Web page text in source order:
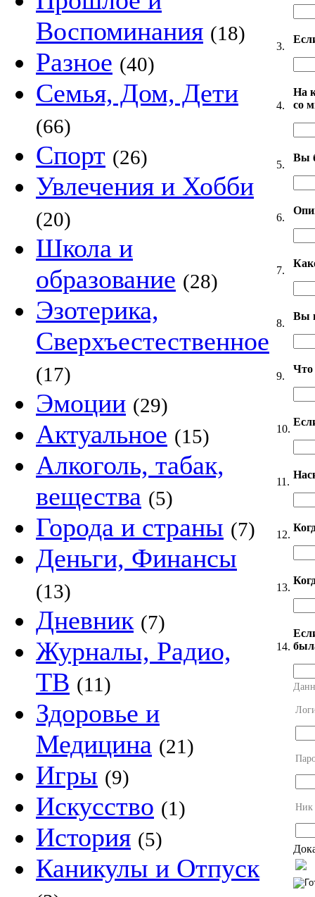
Воспоминания (18)
Разное (40)
Семья, Дом, Дети
(66)
Спорт (26)
Увлечения и Хобби
(20)
Школа и
образование (28)
Эзотерика,
Сверхъестественное
(17)
Эмоции (29)
Актуальное (15)
Алкоголь, табак,
вещества (5)
Города и страны (7)
Деньги, Финансы
(13)
Дневник (7)
Журналы, Радио,
ТВ (11)
Здоровье и
Медицина (21)
Игры (9)
Искусство (1)
История (5)
Каникулы и Отпуск
3.
4.
На
со
5.
Вы
6.
7.
8.
Вы
9.
Что
10.
11.
12.
13.
14.
Ник